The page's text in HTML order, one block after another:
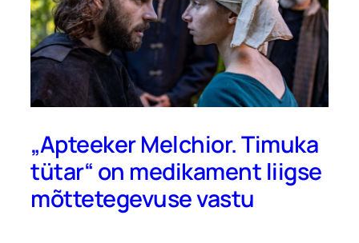
„Apteeker Melchior. Timuka
tütar“ on medikament liigse
mõttetegevuse vastu